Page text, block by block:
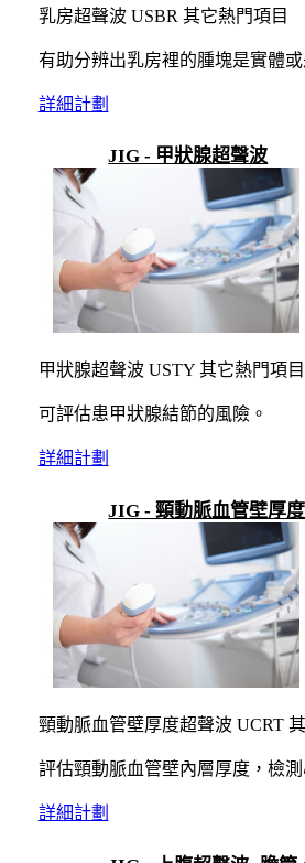
乳房超聲波 USBR 其它熱門項目
有助分辨出乳房裡的腫塊是實體
詳細計劃
JIG - 甲狀腺超聲波
甲狀腺超聲波 USTY 其它熱門項目
可評估患甲狀腺結節的風險。
詳細計劃
JIG - 頸動脈血管壁厚
頸動脈血管壁厚度超聲波 UCRT
評估頸動脈血管壁內層厚度，檢
詳細計劃